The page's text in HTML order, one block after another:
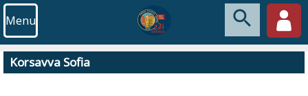
Menu
Korsavva Sofia